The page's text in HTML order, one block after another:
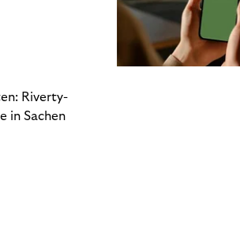
Riverty-
in Sachen